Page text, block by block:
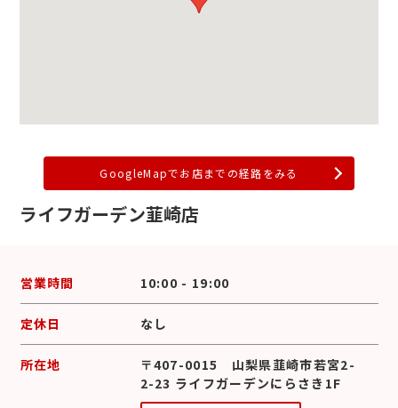
GoogleMapでお店までの経路をみる
ライフガーデン韮崎店
営業時間 10:00 - 19:00
定休日 なし
所在地
〒407-0015 山梨県韮崎市若宮2-
2-23 ライフガーデンにらさき1F